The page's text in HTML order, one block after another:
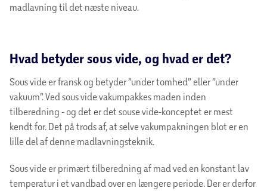
madlavning til det næste niveau.
Hvad betyder sous vide, og hvad er det?
Sous vide er fransk og betyder ”under tomhed” eller ”under
vakuum”. Ved sous vide vakumpakkes maden inden
tilberedning - og det er det souse vide-konceptet er mest
kendt for. Det på trods af, at selve vakumpakningen blot er en
lille del af denne madlavningsteknik.
Sous vide er primært tilberedning af mad ved en konstant lav
temperatur i et vandbad over en længere periode. Der er derfor